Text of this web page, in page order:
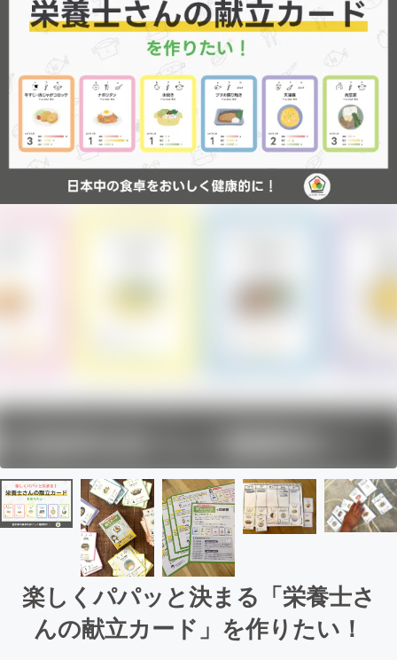
楽しくパパッと決まる「栄養士さ
んの献立カード」を作りたい！